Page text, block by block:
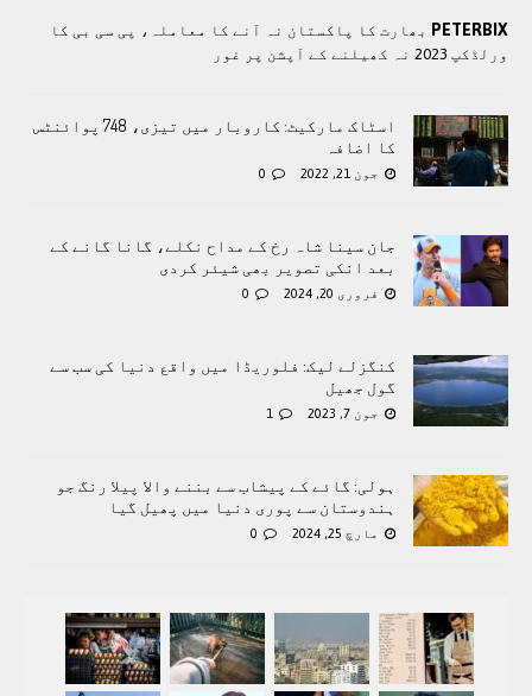
PETERBIX بھارت کا پاکستان نہ آنے کا معاملہ، پی سی بی کا
ورلڈکپ 2023 نہ کھیلنے کے آپشن پر غور
اسٹاک مارکیٹ: کاروبار میں تیزی، 748 پوائنٹس
کا اضافہ
جون 21, 2022 0
جان سینا شاہ رخ کے مداح نکلے، گانا گانے کے
بعد انکی تصویر بھی شیئر کردی
فروری 20, 2024 0
کنگزلے لیک: فلوریڈا میں واقع دنیا کی سب سے
گول جھیل
جون 7, 2023 1
ہولی: گائے کے پیشاب سے بننے والا پیلا رنگ جو
ہندوستان سے پوری دنیا میں پھیل گیا
مارچ 25, 2024 0